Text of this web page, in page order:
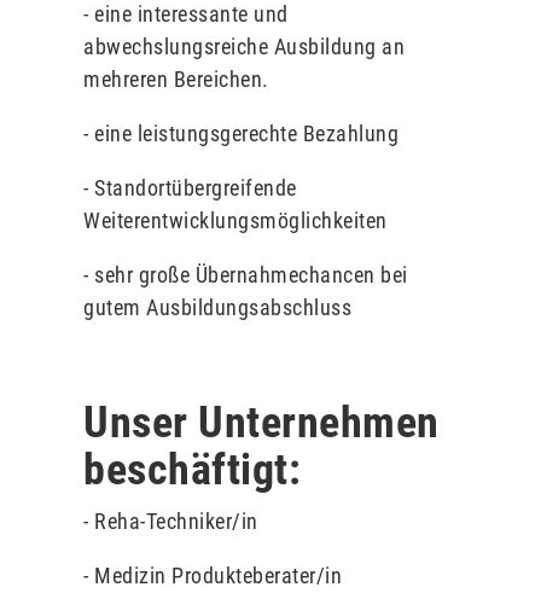
- eine interessante und
abwechslungsreiche Ausbildung an
mehreren Bereichen.
- eine leistungsgerechte Bezahlung
- Standortübergreifende
Weiterentwicklungsmöglichkeiten
- sehr große Übernahmechancen bei
gutem Ausbildungsabschluss
Unser Unternehmen
beschäftigt:
- Reha-Techniker/in
- Medizin Produkteberater/in